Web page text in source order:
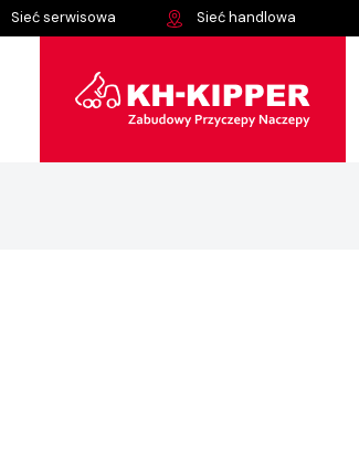
Sieć serwisowa Sieć handlowa